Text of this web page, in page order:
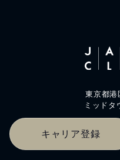
キャリア登録
東京都港
ミッドタ
© 2026 Japan